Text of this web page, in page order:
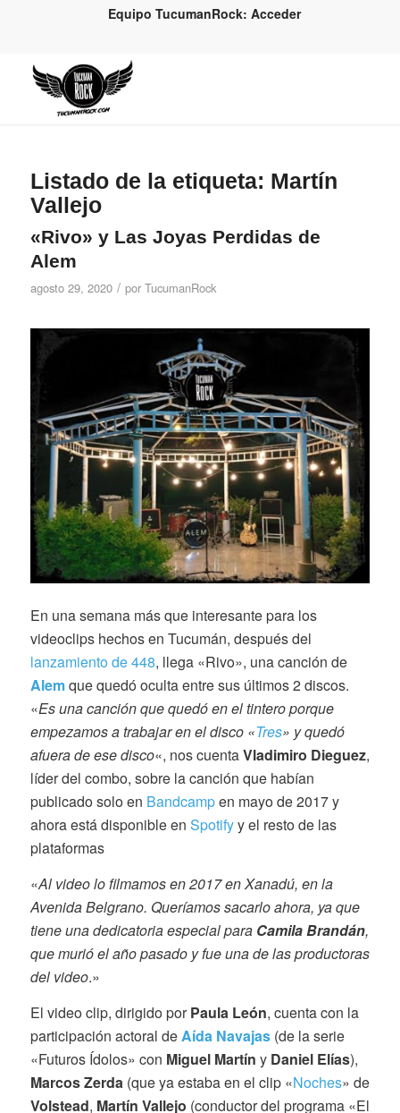
Equipo TucumanRock: Acceder
Listado de la etiqueta: Martín
Vallejo
«Rivo» y Las Joyas Perdidas de
Alem
agosto 29, 2020 / por TucumanRock
En una semana más que interesante para los
videoclips hechos en Tucumán, después del
lanzamiento de 448, llega «Rivo», una canción de
Alemque quedó oculta entre sus últimos 2 discos.
«Es una canción que quedó en el tintero porque
empezamos a trabajar en el disco «Tres» y quedó
afuera de ese disco«, nos cuentaVladimiro Dieguez,
líder del combo, sobre la canción que habían
publicado solo en Bandcampen mayo de 2017 y
ahora está disponible en Spotifyy el resto de las
plataformas
«Al video lo filmamos en 2017 en Xanadú, en la
Avenida Belgrano. Queríamos sacarlo ahora, ya que
tiene una dedicatoria especial para Camila Brandán,
que murió el año pasado y fue una de las productoras
del video.»
El video clip, dirigido porPaula León, cuenta con la
participación actoral de Aída Navajas(de la serie
«Futuros Ídolos» con Miguel Martín y Daniel Elías),
Marcos Zerda (que ya estaba en el clip «Noches» de
Volstead, Martín Vallejo (conductor del programa «El